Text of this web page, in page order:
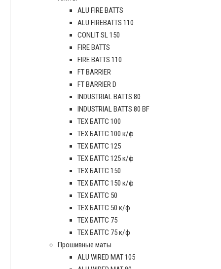
ALU FIRE BATTS
ALU FIREBATTS 110
CONLIT SL 150
FIRE BATTS
FIRE BATTS 110
FT BARRIER
FT BARRIER D
INDUSTRIAL BATTS 80
INDUSTRIAL BATTS 80 BF
ТЕХ БАТТС 100
ТЕХ БАТТС 100 к/ф
ТЕХ БАТТС 125
ТЕХ БАТТС 125 к/ф
ТЕХ БАТТС 150
ТЕХ БАТТС 150 к/ф
ТЕХ БАТТС 50
ТЕХ БАТТС 50 к/ф
ТЕХ БАТТС 75
ТЕХ БАТТС 75 к/ф
Прошивные маты
ALU WIRED MAT 105